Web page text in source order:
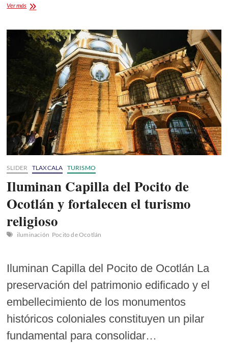
Ver másTriciclo
en
Tlaxcala:
Boletos
concierto
Liverpub
SLIDER TLAXCALA TURISMO
Iluminan Capilla del Pocito de
Ocotlán y fortalecen el turismo
religioso
iluminación Pocito de Ocotlán
Iluminan Capilla del Pocito de Ocotlán La
preservación del patrimonio edificado y el
embellecimiento de los monumentos
históricos coloniales constituyen un pilar
fundamental para consolidar…